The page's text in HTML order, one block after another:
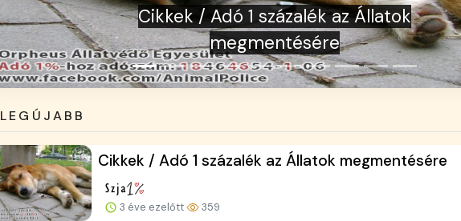
Cikkek / Adó 1% felajánlás állatmentésre
LEGÚJABB
Cikkek / Adó 1 százalék az Állatok megmentésére
3 éve ezelőtt 359